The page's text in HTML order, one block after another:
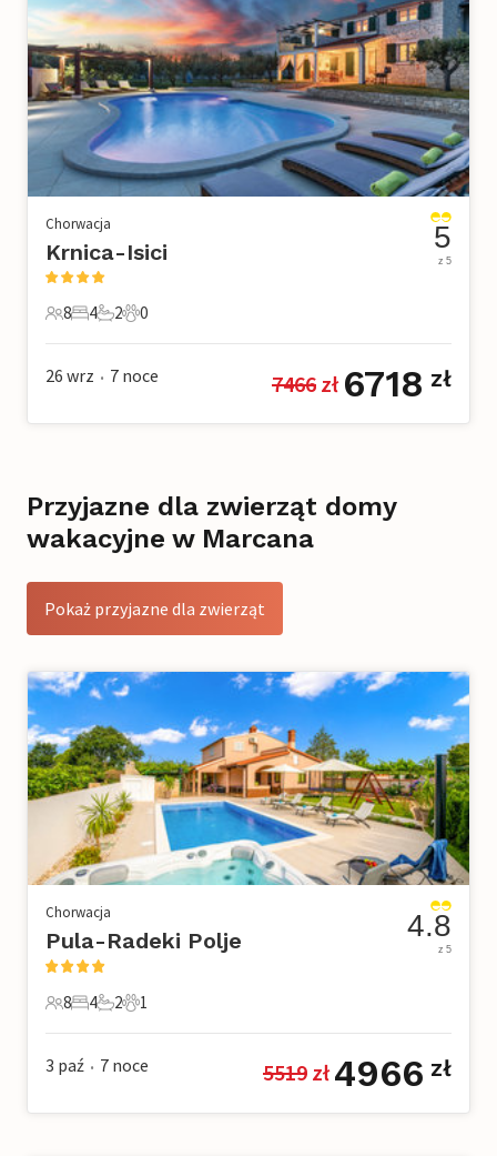
Chorwacja
Krnica-Isici
8 Goście
8
4 Sypialnie
4
2 Łazienki
2
0 Zwierzęta domowe
0
5
z 5
26 wrz • 7 noce 7466 zł 6718 zł
Przyjazne dla zwierząt domy
wakacyjne w Marcana
Pokaż przyjazne dla zwierząt
Chorwacja
Pula-Radeki Polje
8 Goście
8
4 Sypialnie
4
2 Łazienki
2
1 Zwierzę domowe
1
4.8
z 5
3 paź • 7 noce 5519 zł 4966 zł